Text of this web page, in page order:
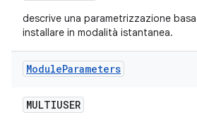
descrive una parametrizzazione
installare in modalità istantanea.
ModuleParameters
MULTIUSER